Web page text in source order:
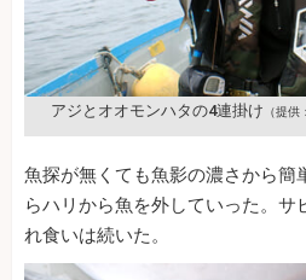
アジとオオモンハタの4連掛け （提
魚探が無くても魚影の濃さから簡
らハリから魚を外していった。サ
れ食いは続いた。